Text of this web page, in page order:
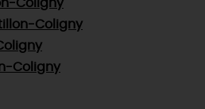
LES ACTIVITÉS
créatives
nique
auprès des animaux 🐎
de la Faïencerie de
Gien !
SE DÉPLACER
&SERVICES
Coligny
Coligny
Coligny